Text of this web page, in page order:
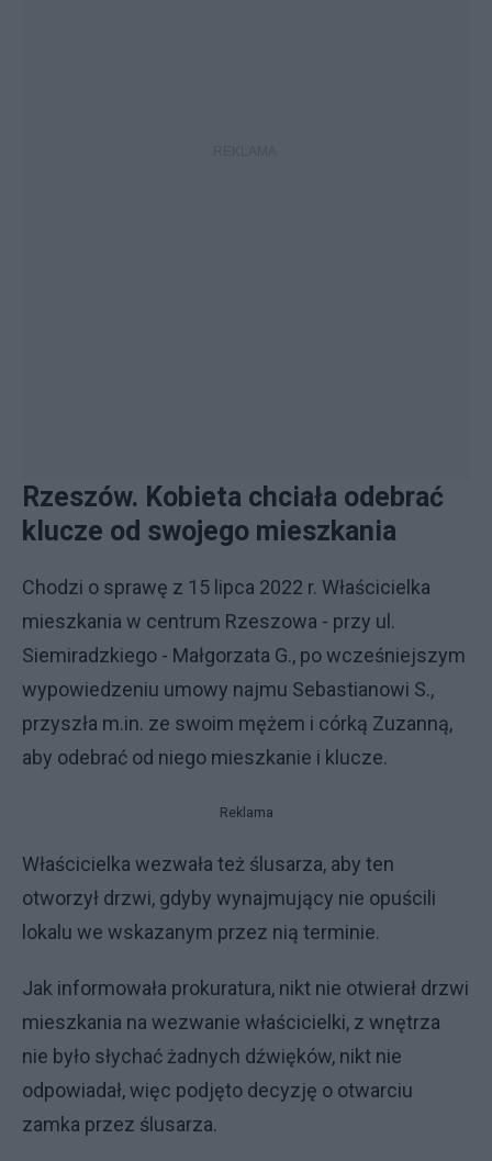
Rzeszów. Kobieta chciała odebrać
klucze od swojego mieszkania
Chodzi o sprawę z 15 lipca 2022 r. Właścicielka
mieszkania w centrum Rzeszowa - przy ul.
Siemiradzkiego - Małgorzata G., po wcześniejszym
wypowiedzeniu umowy najmu Sebastianowi S.,
przyszła m.in. ze swoim mężem i córką Zuzanną,
aby odebrać od niego mieszkanie i klucze.
Reklama
Właścicielka wezwała też ślusarza, aby ten
otworzył drzwi, gdyby wynajmujący nie opuścili
lokalu we wskazanym przez nią terminie.
Jak informowała prokuratura, nikt nie otwierał drzwi
mieszkania na wezwanie właścicielki, z wnętrza
nie było słychać żadnych dźwięków, nikt nie
odpowiadał, więc podjęto decyzję o otwarciu
zamka przez ślusarza.